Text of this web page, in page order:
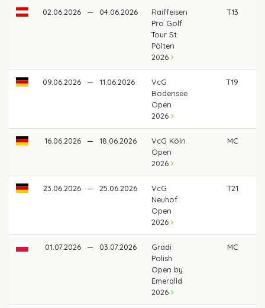
02.06.2026 — 04.06.2026
Raiffeisen
Pro Golf
Tour St.
Pölten
2026
T13
09.06.2026 — 11.06.2026
VcG
Bodensee
Open
2026
T19
16.06.2026 — 18.06.2026
VcG Köln
Open
2026
MC
23.06.2026 — 25.06.2026
VcG
Neuhof
Open
2026
T21
01.07.2026 — 03.07.2026
Gradi
Polish
Open by
Emeralld
2026
MC